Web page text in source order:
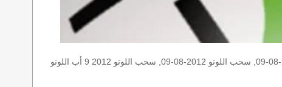
الخميس, الخميس 2012-08-09, سحب اللوتو 2012-08-09, سحب اللوتو 2012 9 أب اللوتو, loto, loto, نتيجة اللوتو, نتيجة اللوتو ١٠١٢ نتيجة اللوتو 1012, اللوتو ١٠١٢, لوتو اليوم loto result today, loto results